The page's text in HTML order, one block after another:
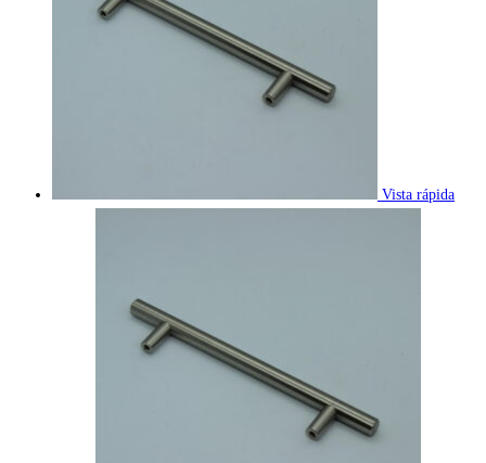
Vista rápida